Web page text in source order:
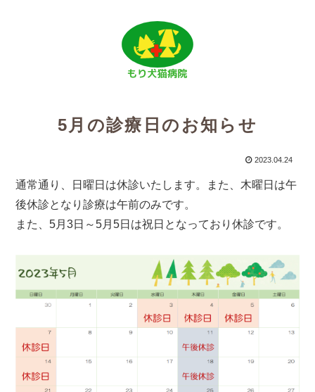
5月の診療日のお知らせ
2023.04.24
通常通り、日曜日は休診いたします。また、木曜日は午
後休診となり診療は午前のみです。
また、5月3日～5月5日は祝日となっており休診です。